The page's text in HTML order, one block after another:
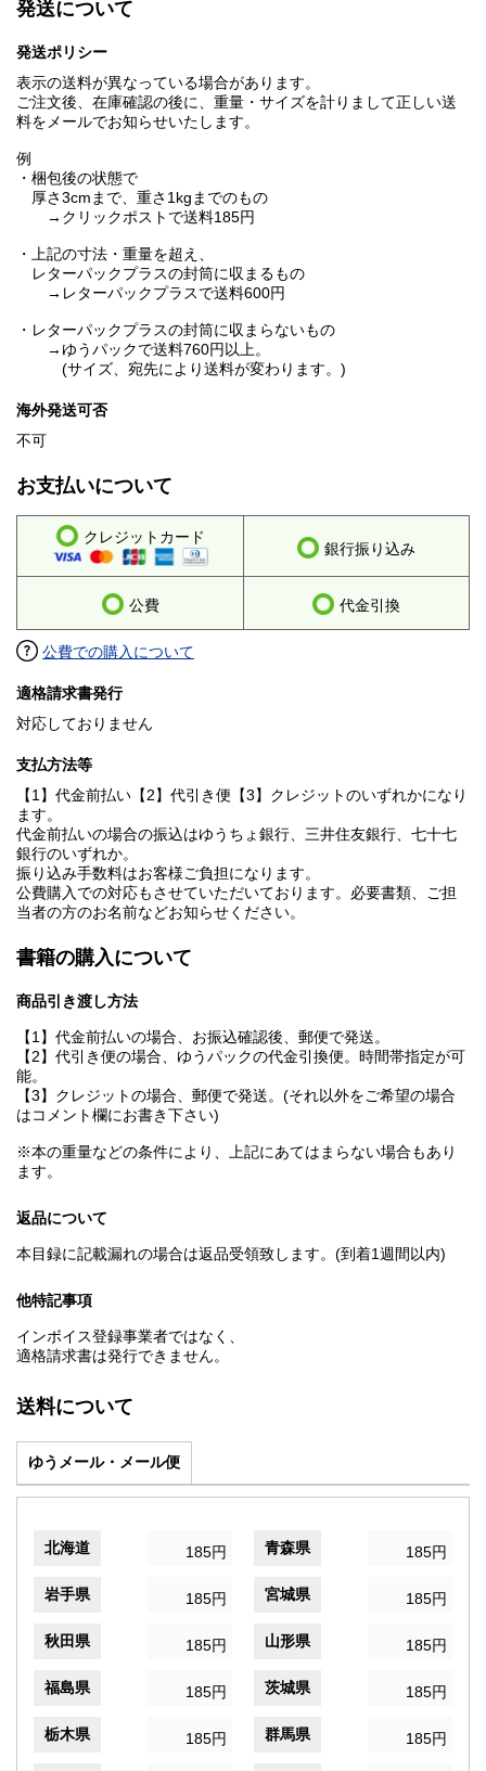
発送について
発送ポリシー
表示の送料が異なっている場合があります。
ご注文後、在庫確認の後に、重量・サイズを計りまして正しい送
料をメールでお知らせいたします。
例
・梱包後の状態で
厚さ3cmまで、重さ1kgまでのもの
→クリックポストで送料185円
・上記の寸法・重量を超え、
レターパックプラスの封筒に収まるもの
→レターパックプラスで送料600円
・レターパックプラスの封筒に収まらないもの
→ゆうパックで送料760円以上。
(サイズ、宛先により送料が変わります。)
海外発送可否
不可
お支払いについて
クレジットカード
銀行振り込み
公費 代金引換
公費での購入について
適格請求書発行
対応しておりません
支払方法等
【1】代金前払い【2】代引き便【3】クレジットのいずれかになり
ます。
代金前払いの場合の振込はゆうちょ銀行、三井住友銀行、七十七
銀行のいずれか。
振り込み手数料はお客様ご負担になります。
公費購入での対応もさせていただいております。必要書類、ご担
当者の方のお名前などお知らせください。
書籍の購入について
商品引き渡し方法
【1】代金前払いの場合、お振込確認後、郵便で発送。
【2】代引き便の場合、ゆうパックの代金引換便。時間帯指定が可
能。
【3】クレジットの場合、郵便で発送。(それ以外をご希望の場合
はコメント欄にお書き下さい)
※本の重量などの条件により、上記にあてはまらない場合もあり
ます。
返品について
本目録に記載漏れの場合は返品受領致します。(到着1週間以内)
他特記事項
インボイス登録事業者ではなく、
適格請求書は発行できません。
送料について
ゆうメール・メール便
北海道 185円 青森県 185円
岩手県 185円 宮城県 185円
秋田県 185円 山形県 185円
福島県 185円 茨城県 185円
栃木県 185円 群馬県 185円